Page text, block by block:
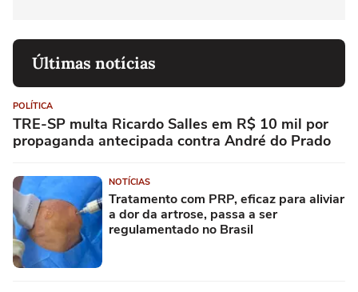
Últimas notícias
POLÍTICA
TRE-SP multa Ricardo Salles em R$ 10 mil por
propaganda antecipada contra André do Prado
NOTÍCIAS
Tratamento com PRP, eficaz para aliviar
a dor da artrose, passa a ser
regulamentado no Brasil